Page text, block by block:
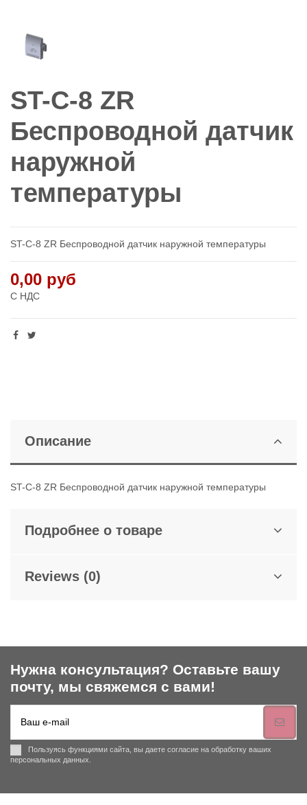
ST-C-8 ZR
Беспроводной датчик
наружной
температуры
ST-C-8 ZR Беспроводной датчик наружной температуры
0,00 руб
С НДС
Описание
ST-C-8 ZR Беспроводной датчик наружной температуры
Подробнее о товаре
Reviews (0)
Нужна консультация? Оставьте вашу
почту, мы свяжемся с вами!
Пользуясь функциями сайта, вы даете согласие на обработку ваших
персональных данных.